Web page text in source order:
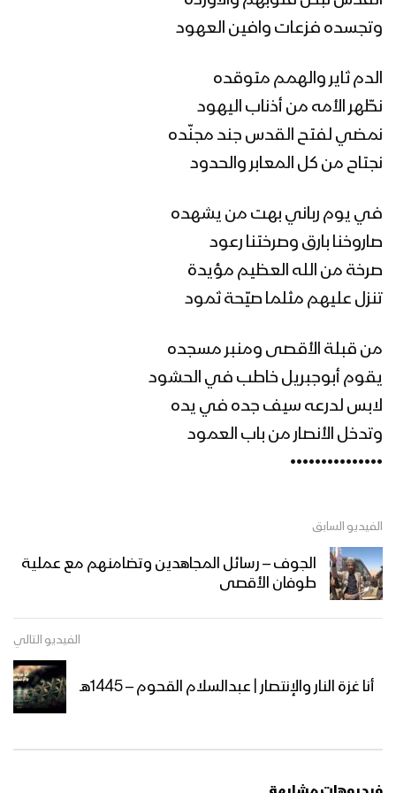
نورك الوهاج | عيسى الليث – عماد المؤيد
– 1445هـ
مونتاج زامل صدر العنان | عيسى الليث –
1445هـ
مونتاج زامل الولاء المطلق – عيسى الليث
وارث القرآن | عيسى الليث – 1445هـ
مونتاج زامل | ميلاد القيم – عيسى الليث
1445هـ
وتجسده فزعات وافين العهود
الدم ثاير والهمم متوقده
نطّهر الأمه من أذناب اليهود
نمضي لفتح القدس جند مجنّده
نجتاح من كل المعابر والحدود
في يوم رباني بهت من يشهده
صاروخنا بارق وصرختنا رعود
صرخة من الله العظيم مؤيدة
تنزل عليهم مثلما صيّحة ثمود
من قبلة الأقصى ومنبر مسجده
يقوم أبوجبريل خاطب في الحشود
لابس لدرعه سيف جده في يده
وتدخل الأنصار من باب العمود
•••••••••••••••
الفيديو السابق
الجوف – رسائل المجاهدين وتضامنهم مع عملية
طوفان الأقصى
الفيديو التالي
أنا غزة النار والإنتصار | عبدالسلام القحوم – 1445هـ